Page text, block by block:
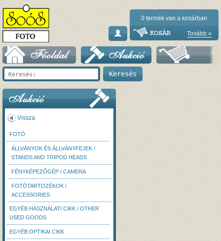
0 termék van a kosárban
Tovább »
Vissza
FOTÓ
ÁLLVÁNYOK ÉS ÁLLVÁNYFEJEK /
STANDS AND TRIPOD HEADS
FÉNYKÉPEZŐGÉP / CAMERA
FOTÓTARTOZÉKOK /
ACCESSORIES
EGYÉB HASZNÁLATI CIKK / OTHER
USED GOODS
EGYÉB OPTIKAI CIKK